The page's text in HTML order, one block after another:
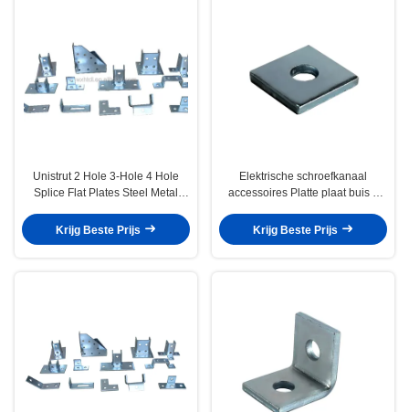
Unistrut 2 Hole 3-Hole 4 Hole
Splice Flat Plates Steel Metal
Krijg Beste Prijs
Elektrische schroefkanaal
accessoires Platte plaat buis 6
Krijg Beste Prijs